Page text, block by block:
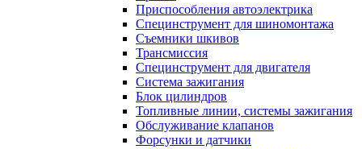
Приспособления автоэлектрика
Специнструмент для шиномонтажа
Съемники шкивов
Трансмиссия
Специнструмент для двигателя
Система зажигания
Блок цилиндров
Топливные линии, системы зажигания
Обслуживание клапанов
Форсунки и датчики